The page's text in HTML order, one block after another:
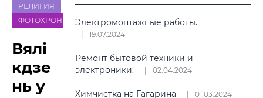
РЕЛИГИЯ
ФОТОХРОНИКА
Вялі
кдзе
нь у
Электромонтажные работы.
19.07.2024
Ремонт бытовой техники и
электроники:
02.04.2024
Химчистка на Гагарина 01.03.2024